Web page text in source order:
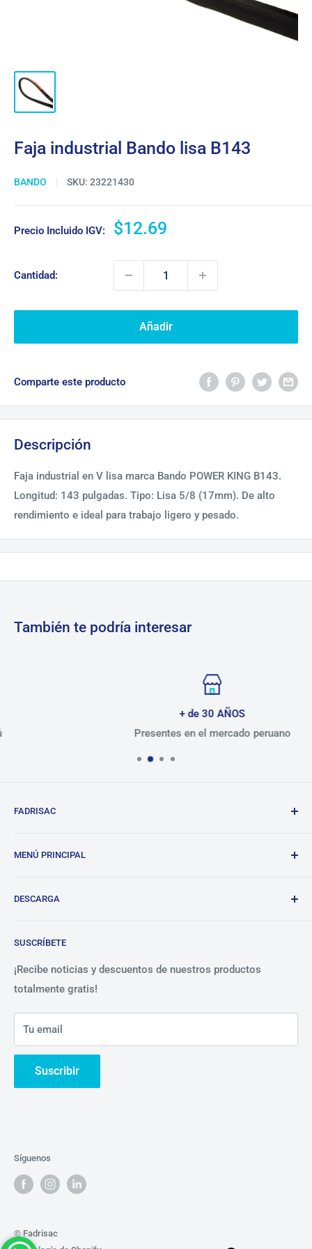
Faja industrial Bando lisa B143
BANDO SKU: 23221430
Precio Incluido IGV:
Precio
venta
$12.69
Cantidad:
Añadir
Comparte este producto
Descripción
Faja industrial en V lisa marca Bando POWER KING B143.
Longitud: 143 pulgadas. Tipo: Lisa 5/8 (17mm). De alto
rendimiento e ideal para trabajo ligero y pesado.
También te podría interesar
+ de 30 AÑOS
Presentes en el mercado peruano
FADRISAC
MENÚ PRINCIPAL
Tienda
Beneficios
Nosotros
Contáctanos
DESCARGA
Política de Privacidad
SUSCRÍBETE
¡Recibe noticias y descuentos de nuestros productos
totalmente gratis!
Tu email
Suscribir
Síguenos
© Fadrisac